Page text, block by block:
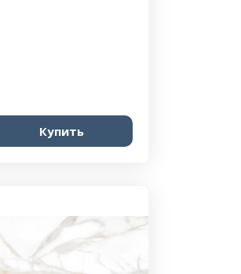
Купить